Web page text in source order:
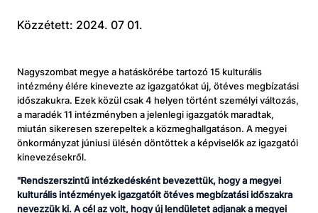
Közzétett: 2024. 07 01.
Nagyszombat megye a hatáskörébe tartozó 15 kulturális
intézmény élére kinevezte az igazgatókat új, ötéves megbízatási
időszakukra. Ezek közül csak 4 helyen történt személyi változás,
a maradék 11 intézményben a jelenlegi igazgatók maradtak,
miután sikeresen szerepeltek a közmeghallgatáson. A megyei
önkormányzat júniusi ülésén döntöttek a képviselők az igazgatói
kinevezésekről.
"Rendszerszintű intézkedésként bevezettük, hogy a megyei
kulturális intézmények igazgatóit ötéves megbízatási időszakra
nevezzük ki. A cél az volt, hogy új lendületet adjanak a megyei